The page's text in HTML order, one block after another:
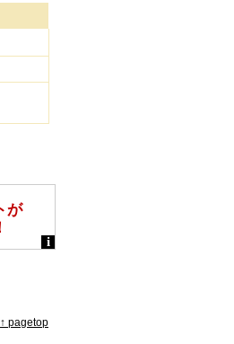
↑ pagetop